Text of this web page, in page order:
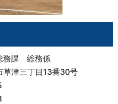
務課 総務係
津三丁目13番30号